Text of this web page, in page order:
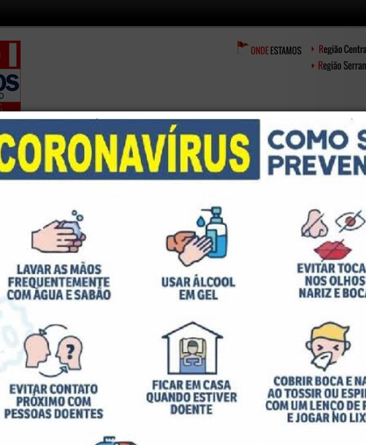
SERVIÇOS PUBLICAÇÕES CLASSIFICADOS GUIA SINDICAL WEBMAIL
Novembro 2020 22:42)
E-mail